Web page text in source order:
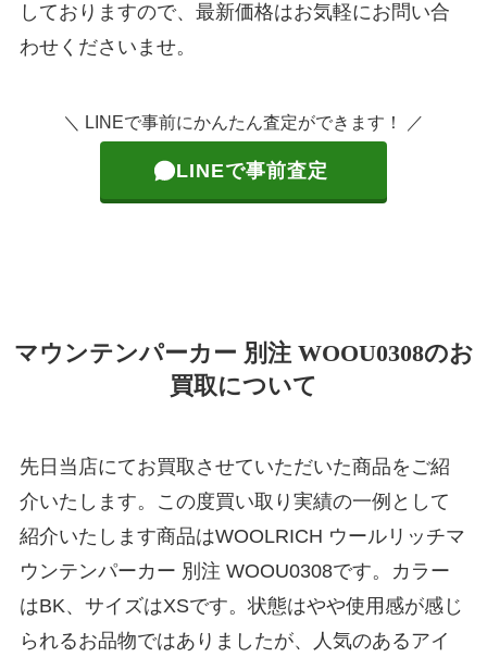
しておりますので、最新価格はお気軽にお問い合
わせくださいませ。
＼ LINEで事前にかんたん査定ができます！ ／
LINEで事前査定
マウンテンパーカー 別注 WOOU0308のお
買取について
先日当店にてお買取させていただいた商品をご紹
介いたします。この度買い取り実績の一例として
紹介いたします商品はWOOLRICH ウールリッチマ
ウンテンパーカー 別注 WOOU0308です。カラー
はBK、サイズはXSです。状態はやや使用感が感じ
られるお品物ではありましたが、人気のあるアイ